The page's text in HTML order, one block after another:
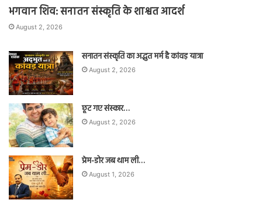
भगवान शिव: सनातन संस्कृति के शाश्वत आदर्श
August 2, 2026
सनातन संस्कृति का अद्भुत मर्म है कांवड़ यात्रा
August 2, 2026
छूट गए संस्कार…
August 2, 2026
प्रेम-डोर जब थाम ली…
August 1, 2026